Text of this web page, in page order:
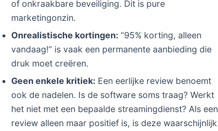
of onkraakbare beveiliging. Dit is pure
marketingonzin.
Onrealistische kortingen: “95% korting, alleen
vandaag!” is vaak een permanente aanbieding die
druk moet creëren.
Geen enkele kritiek: Een eerlijke review benoemt
ook de nadelen. Is de software soms traag? Werkt
het niet met een bepaalde streamingdienst? Als een
review alleen maar positief is, is deze waarschijnlijk